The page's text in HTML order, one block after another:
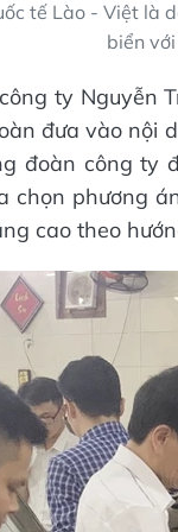
tế Lào - Việt là
biển
ty Nguyễn
đưa vào nội
đoàn công
chọn phương
cao theo